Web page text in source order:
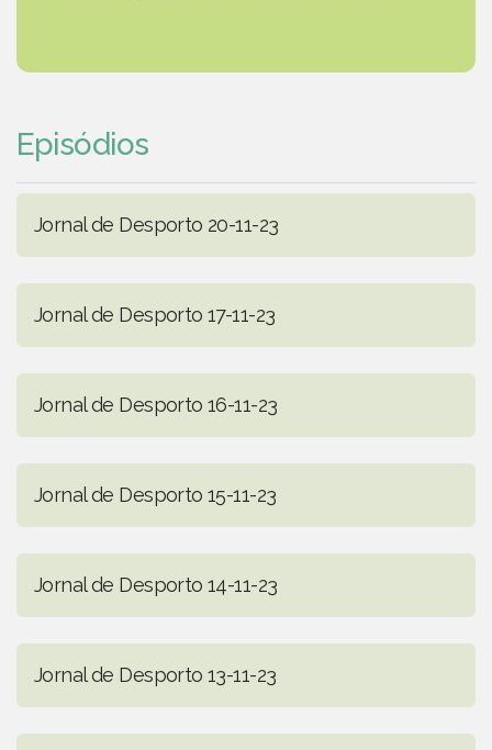
Episódios
Jornal de Desporto 20-11-23
Jornal de Desporto 17-11-23
Jornal de Desporto 16-11-23
Jornal de Desporto 15-11-23
Jornal de Desporto 14-11-23
Jornal de Desporto 13-11-23